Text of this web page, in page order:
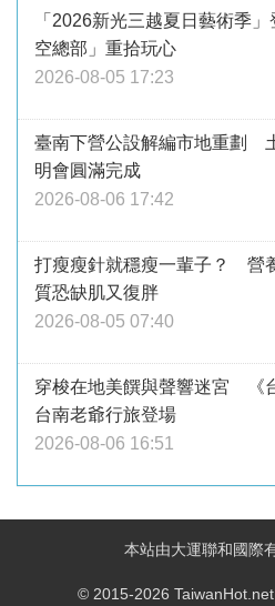
「2026新光三越夏日藝術季
空總部」重拾玩心
2026-08-05 17:23
臺南下營公設解編市地重劃
明會圓滿完成
2026-08-06 17:42
打瘦瘦針就穩瘦一輩子？ 營
質恐缺肌又復胖
2026-08-05 07:40
穿梭在地美饌與聲響迷宮 《
台南老爺行旅登場
2026-08-06 16:51
本站由大運聯和國際
© 2015-2026 TaiwanHot.net